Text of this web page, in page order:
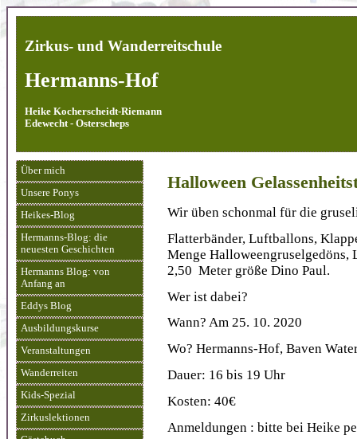
Zirkus- und Wanderreitschule
Hermanns-Hof
Heike Kocherscheidt-Riemann
Edewecht - Osterscheps
Über mich
Unsere Ponys
Heikes-Blog
Hermanns-Blog: die
neuesten Geschichten
Hermanns Blog: von
Anfang an
Eddys Blog
Ausbildungskurse
Veranstaltungen
Wanderreiten
Kids-Spezial
Zirkuslektionen
Halloween
Wir üben schonmal für die
Flatterbänder, Luftballons,
Menge
2,50 Meter größe Dino Paul.
Wer ist dabei?
Wann? Am 25. 10. 2020
Wo? Hermanns-Hof, Baven
Dauer: 16 bis 19 Uhr
Kosten: 40€
Anmeldungen : bitte bei Heike